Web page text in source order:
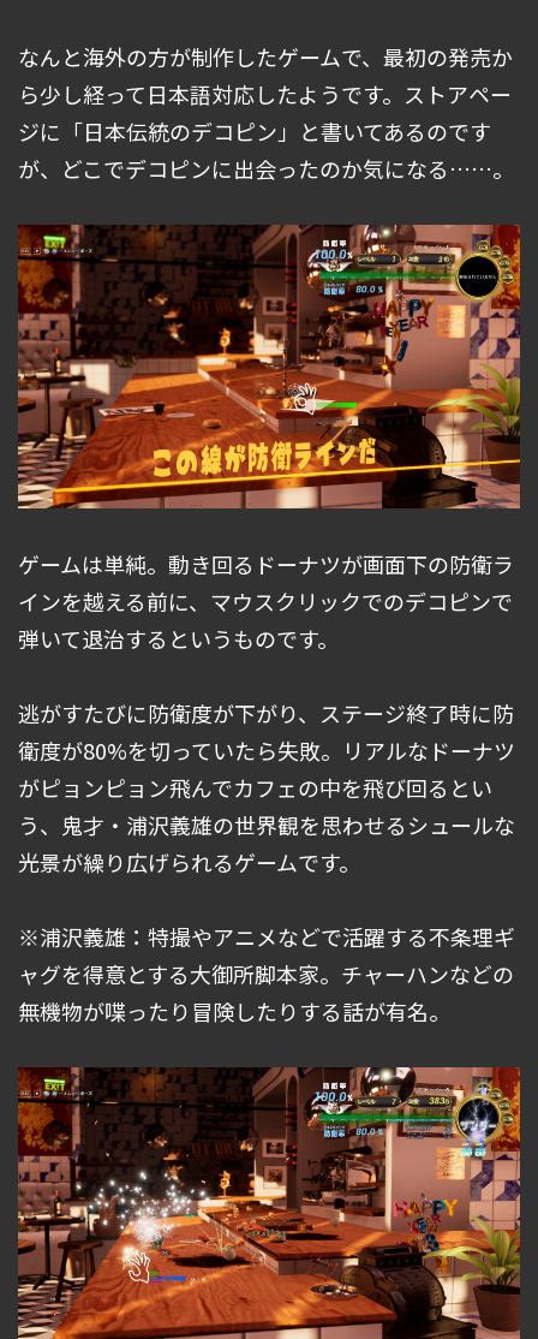
なんと海外の方が制作したゲームで、最初の発売か
ら少し経って日本語対応したようです。ストアペー
ジに「日本伝統のデコピン」と書いてあるのです
が、どこでデコピンに出会ったのか気になる……。
ゲームは単純。動き回るドーナツが画面下の防衛ラ
インを越える前に、マウスクリックでのデコピンで
弾いて退治するというものです。
逃がすたびに防衛度が下がり、ステージ終了時に防
衛度が80%を切っていたら失敗。リアルなドーナツ
がピョンピョン飛んでカフェの中を飛び回るとい
う、鬼才・浦沢義雄の世界観を思わせるシュールな
光景が繰り広げられるゲームです。
※浦沢義雄：特撮やアニメなどで活躍する不条理ギ
ャグを得意とする大御所脚本家。チャーハンなどの
無機物が喋ったり冒険したりする話が有名。